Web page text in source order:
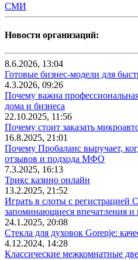
СМИ
Новости организаций:
8.6.2026, 13:04
Готовые бизнес-модели для
4.3.2026, 09:26
Почему важна
дома и бизнеса
22.10.2025, 11:56
Почему стоит заказать
16.8.2025, 21:01
Почему Пробаланс выручает,
отзывов и подхода МФО
7.3.2025, 16:13
Трикс казино онлайн
13.2.2025, 21:52
Играть в слоты с регистрацией
запоминающиеся впечатления
24.1.2025, 20:08
Стекла для духовок Gorenje:
4.12.2024, 14:28
Классические межкомнатные